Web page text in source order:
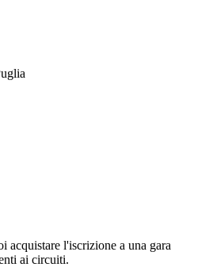
acquistare l'iscrizione a una gara
ai circuiti.